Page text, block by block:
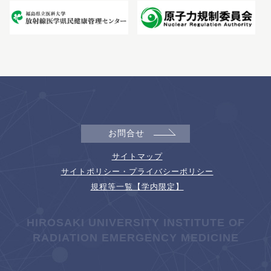
お問合せ
サイトマップ
サイトポリシー・プライバシーポリシー
規程等一覧【学内限定】
HIROSAKI UNIVERSITY INSTITUTE OF
RADIATION EMERGENCY MEDICINE